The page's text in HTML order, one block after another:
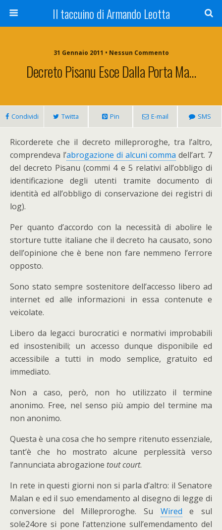
Il taccuino di Armando Leotta
31 Gennaio 2011 • Nessun Commento
Decreto Pisanu Esce Dalla Porta Ma…
Condividi Twitta Pin E-mail SMS
Ricorderete che il decreto milleproroghe, tra l’altro,
comprendeva l’abrogazione di alcuni comma dell’art. 7
del decreto Pisanu (commi 4 e 5 relativi all’obbligo di
identificazione degli utenti tramite documento di
identità ed all’obbligo di conservazione dei registri di
log).
Per quanto d’accordo con la necessità di abolire le
storture tutte italiane che il decreto ha causato, sono
dell’opinione che è bene non fare nemmeno l’errore
opposto.
Sono stato sempre sostenitore dell’accesso libero ad
internet ed alle informazioni in essa contenute e
veicolate.
Libero da legacci burocratici e normativi improbabili
ed insostenibili; un accesso dunque disponibile ed
accessibile a tutti in modo semplice, gratuito ed
immediato.
Non a caso, però, non ho utilizzato il termine
anonimo. Free, nel senso più ampio del termine ma
non anonimo.
Questa è una cosa che ho sempre ritenuto essenziale,
tant’è che ho mostrato alcune perplessità verso
l’annunciata abrogazione tout court.
In rete in questi giorni non si parla d’altro: il Senatore
Malan e ed il suo emendamento al disegno di legge di
conversione del Milleproroghe. Su Wired e sul
sole24ore si pone l’attenzione sull’emendamento del